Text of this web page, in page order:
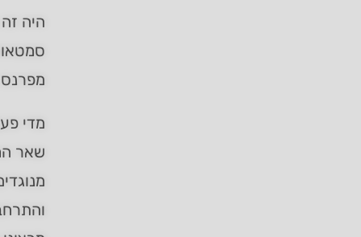
היה
מפרנס
מדי
שאר